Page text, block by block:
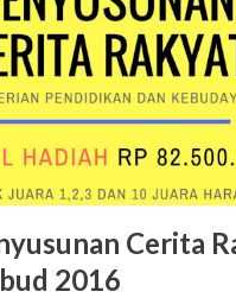
dibubuhi cap. Contoh
yang belum dibubuhi cap
sekolah Nomor Induk
secara acak kepada setiap
Cerita
2016